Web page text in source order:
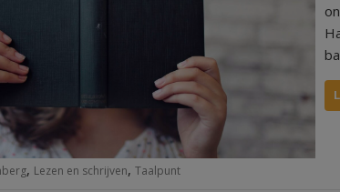
, Lezen en schrijven, Taalpunt